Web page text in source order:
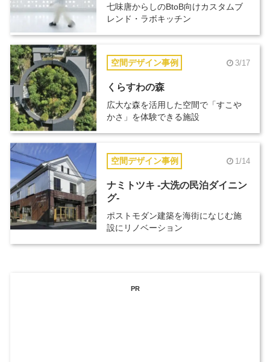
七味唐からしのBtoB向けカスタムブ
レンド・ラボキッチン
空間デザイン事例 3/17
くらすわの森
広大な森を活用した空間で「すこや
かさ」を体験できる施設
空間デザイン事例 1/14
ナミトツキ -大洗の民泊ダイニン
グ-
ポストモダン建築を海街になじむ施
設にリノベーション
PR